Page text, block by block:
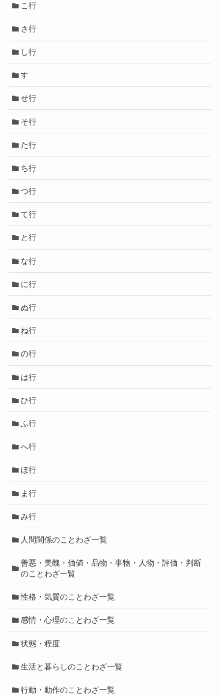
こ行
さ行
し行
す
せ行
そ行
た行
ち行
つ行
て行
と行
な行
に行
ぬ行
ね行
の行
は行
ひ行
ふ行
へ行
ほ行
ま行
み行
人間関係のことわざ一覧
善悪・美醜・価値・品物・事物・人物・評価・判断
のことわざ一覧
性格・気質のことわざ一覧
感情・心理のことわざ一覧
状態・程度
生活と暮らしのことわざ一覧
行動・動作のことわざ一覧